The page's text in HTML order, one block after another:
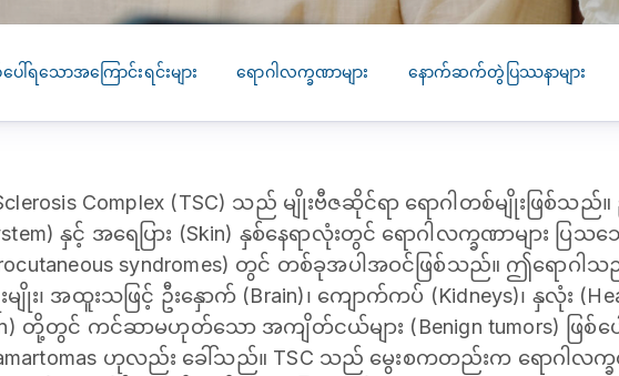
Yangon, Myanmar, 8
January 2026 — CLL
HEALTH is pleased to
ပေါ်ရသောအကြောင်းရင်းများ ရောဂါလက္ခဏာများ နောက်ဆက်တွဲပြဿနာများ
Complex (TSC) သည် မျိုးဗီဇဆိုင်ရာ ရောဂါတစ်မျိုးဖြစ်သည်
နှင့် အရေပြား (Skin) နှစ်နေရာလုံးတွင် ရောဂါလက္ခဏာများ ပြသ
syndromes) တွင် တစ်ခုအပါအဝင်ဖြစ်သည်။ ဤရောဂ
း၊ အထူးသဖြင့် ဦးနှောက် (Brain)၊ ကျောက်ကပ် (Kidneys)၊ နှလုံး
တို့တွင် ကင်ဆာမဟုတ်သော အကျိတ်ငယ်များ (Benign tumors) ဖြစ်
ဟုလည်း ခေါ်သည်။ TSC သည် မွေးစကတည်းက ရောဂါလက္ခဏ